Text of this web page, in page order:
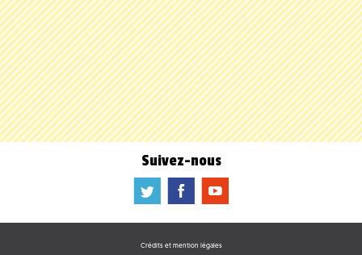
Suivez-nous
a b f
Crédits et mention légales